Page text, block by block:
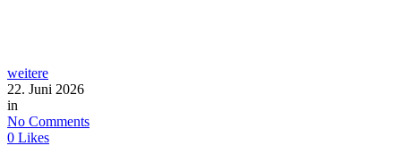
weitere
22. Juni 2026
in
No Comments
0 Likes